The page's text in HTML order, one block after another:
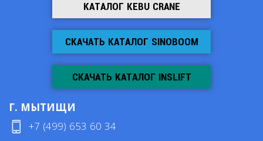
КАТАЛОГ KEBU CRANE
СКАЧАТЬ КАТАЛОГ SINOBOOM
СКАЧАТЬ КАТАЛОГ INSLIFT
Г. МЫТИЩИ
+7 (499) 653 60 34